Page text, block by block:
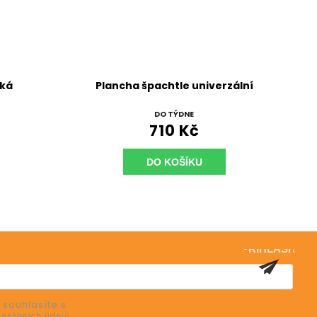
Plancha špachtle univerzální
DO TÝDNE
710 Kč
DO KOŠÍKU
s
PŘIHLÁSIT